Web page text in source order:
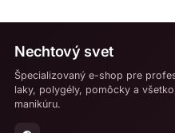
Nechtový svet
Špecializovaný e-shop pre
laky, polygély, pomôcky a
manikúru.